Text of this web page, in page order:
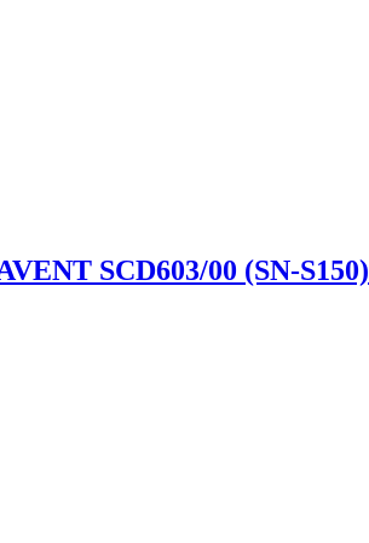
SCD603/00 (SN-S150)